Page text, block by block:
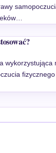
wykorzystująca